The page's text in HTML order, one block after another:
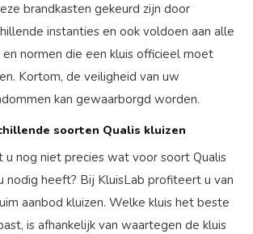
brandkasten gekeurd zijn door
instanties en ook voldoen aan alle
en normen die een kluis officieel moet
Kortom, de veiligheid van uw
kan gewaarborgd worden.
soorten Qualis kluizen
u nog niet precies wat voor soort Qualis
nodig heeft? Bij KluisLab profiteert u van
aanbod kluizen. Welke kluis het beste
is afhankelijk van waartegen de kluis